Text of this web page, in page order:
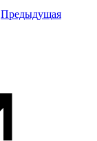
Предыдущая